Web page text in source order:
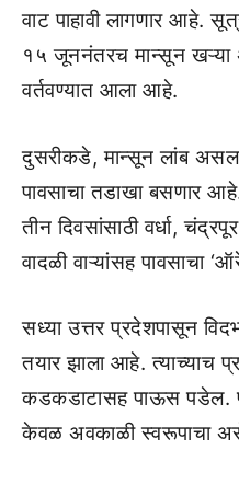
वाट पाहावी लागणार आहे.
१५ जूननंतरच मान्सून खऱ्या
वर्तवण्यात आला आहे.
दुसरीकडे, मान्सून लांब असला
पावसाचा तडाखा बसणार
तीन दिवसांसाठी वर्धा,
वादळी वाऱ्यांसह पावसाचा
सध्या उत्तर प्रदेशपासून
तयार झाला आहे. त्याच्याच
कडकडाटासह पाऊस पडेल.
केवळ अवकाळी स्वरूपाचा